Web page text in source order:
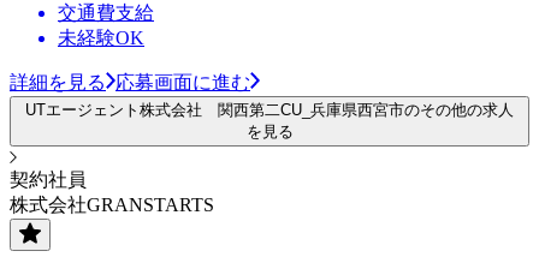
交通費支給
未経験OK
詳細を見る 応募画面に進む
UTエージェント株式会社 関西第二CU_兵庫県西宮市のその他の求人
を見る
契約社員
株式会社GRANSTARTS